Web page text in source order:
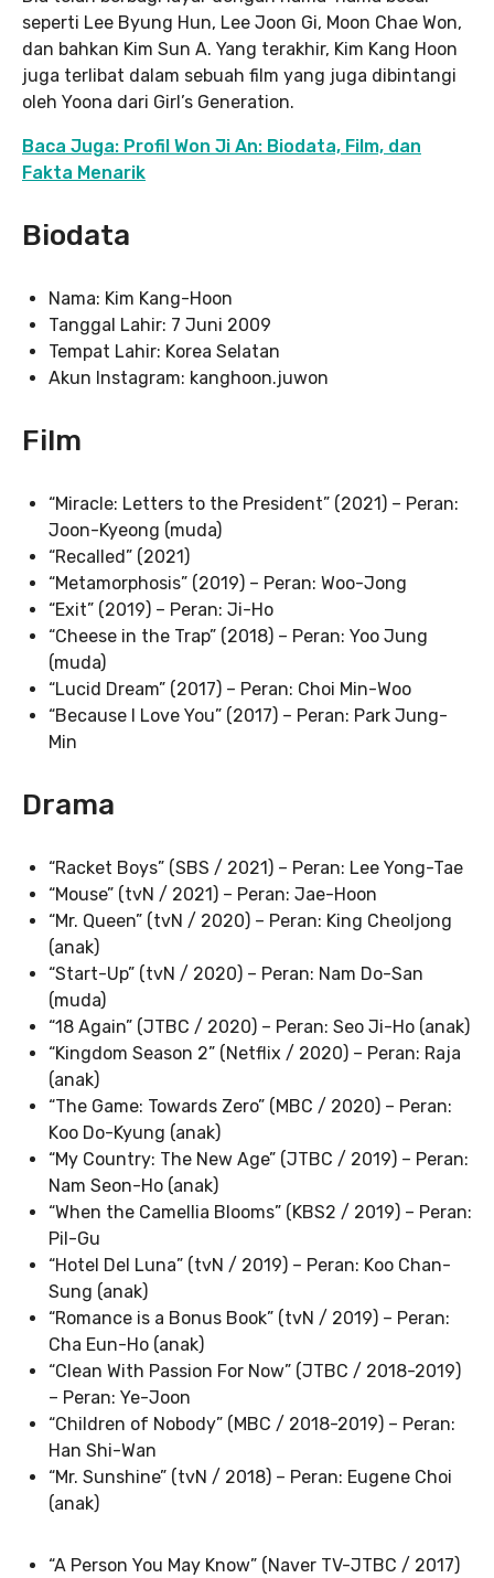
seperti Lee Byung Hun, Lee Joon Gi, Moon Chae Won,
dan bahkan Kim Sun A. Yang terakhir, Kim Kang Hoon
juga terlibat dalam sebuah film yang juga dibintangi
oleh Yoona dari Girl’s Generation.
Baca Juga: Profil Won Ji An: Biodata, Film, dan
Fakta Menarik
Biodata
Nama: Kim Kang-Hoon
Tanggal Lahir: 7 Juni 2009
Tempat Lahir: Korea Selatan
Akun Instagram: kanghoon.juwon
Film
“Miracle: Letters to the President” (2021) – Peran:
Joon-Kyeong (muda)
“Recalled” (2021)
“Metamorphosis” (2019) – Peran: Woo-Jong
“Exit” (2019) – Peran: Ji-Ho
“Cheese in the Trap” (2018) – Peran: Yoo Jung
(muda)
“Lucid Dream” (2017) – Peran: Choi Min-Woo
“Because I Love You” (2017) – Peran: Park Jung-
Min
Drama
“Racket Boys” (SBS / 2021) – Peran: Lee Yong-Tae
“Mouse” (tvN / 2021) – Peran: Jae-Hoon
“Mr. Queen” (tvN / 2020) – Peran: King Cheoljong
(anak)
“Start-Up” (tvN / 2020) – Peran: Nam Do-San
(muda)
“18 Again” (JTBC / 2020) – Peran: Seo Ji-Ho (anak)
“Kingdom Season 2” (Netflix / 2020) – Peran: Raja
(anak)
“The Game: Towards Zero” (MBC / 2020) – Peran:
Koo Do-Kyung (anak)
“My Country: The New Age” (JTBC / 2019) – Peran:
Nam Seon-Ho (anak)
“When the Camellia Blooms” (KBS2 / 2019) – Peran:
Pil-Gu
“Hotel Del Luna” (tvN / 2019) – Peran: Koo Chan-
Sung (anak)
“Romance is a Bonus Book” (tvN / 2019) – Peran:
Cha Eun-Ho (anak)
“Clean With Passion For Now” (JTBC / 2018-2019)
– Peran: Ye-Joon
“Children of Nobody” (MBC / 2018-2019) – Peran:
Han Shi-Wan
“Mr. Sunshine” (tvN / 2018) – Peran: Eugene Choi
(anak)
“A Person You May Know” (Naver TV-JTBC / 2017)